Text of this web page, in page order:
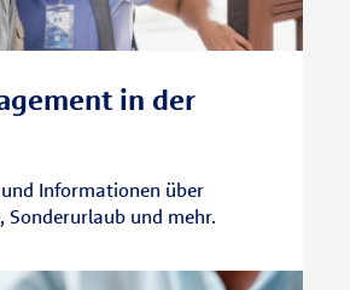
in der
Informationen über
Sonderurlaub und mehr.